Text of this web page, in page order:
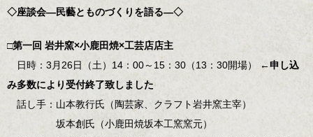
◇座談会―民藝とものづくりを語る―◇
□第一回 岩井窯×小鹿田焼×工芸店店主
日時：3月26日（土）14：00～15：30（13：30開場）
←申し込
み多数により受付終了致しました
話し手：山本教行氏（陶芸家、クラフト岩井窯主宰）
坂本創氏（小鹿田焼坂本工窯窯元）